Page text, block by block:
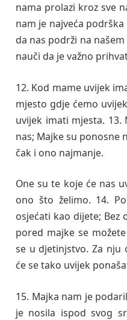
nama prolazi kroz sve
nam je najveća
da nas podrži na
nauči da je važno
12. Kod mame uvijek
mjesto gdje ćemo
uvijek imati mjesta. 13.
nas; Majke su ponosne
čak i ono najmanje.
One su te koje će nas
ono što želimo. 14.
osjećati kao dijete; Bez
pored majke se
se u djetinjstvo. Za nju
će se tako uvijek
15. Majka nam je
je nosila ispod svog